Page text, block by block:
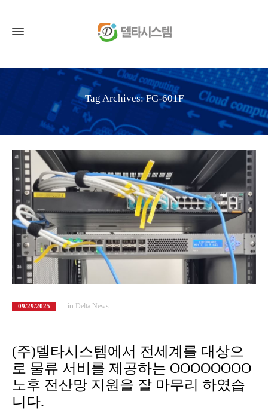
Tag Archives: FG-601F
09/29/2025 in Delta News
(주)델타시스템에서 전세계를 대상으
로 물류 서비를 제공하는 OOOOOOOO
노후 전산망 지원을 잘 마무리 하였습
니다.